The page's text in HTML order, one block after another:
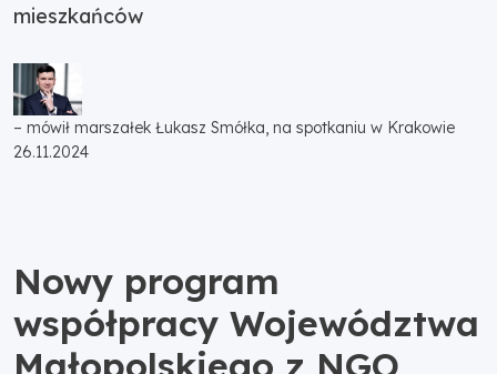
mieszkańców
– mówił marszałek Łukasz Smółka, na spotkaniu w Krakowie
26.11.2024
Nowy program
współpracy Województwa